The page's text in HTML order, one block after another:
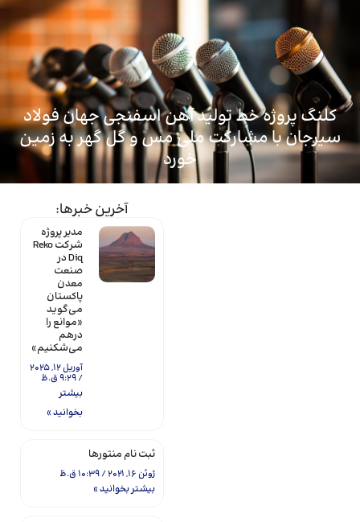
ماینتک
کلنگ پروژه خط تولید آهن اسفنجی جهان فولاد
سیرجان با مشارکت ملی مس و گل گهر به زمین
خورد
آخرین خبرها:
مدیر پروژه
شرکت Reko
Diq در
صنعت
معدن
پاکستان
می‌گوید
«موانع را
درهم
می‌شکنیم»
آوریل 12, 2025
9:29 ق.ظ
بیشتر
بخوانید »
ثبت نام منتورها
ژوئن 16, 2021 10:39 ق.ظ
بیشتر بخوانید »